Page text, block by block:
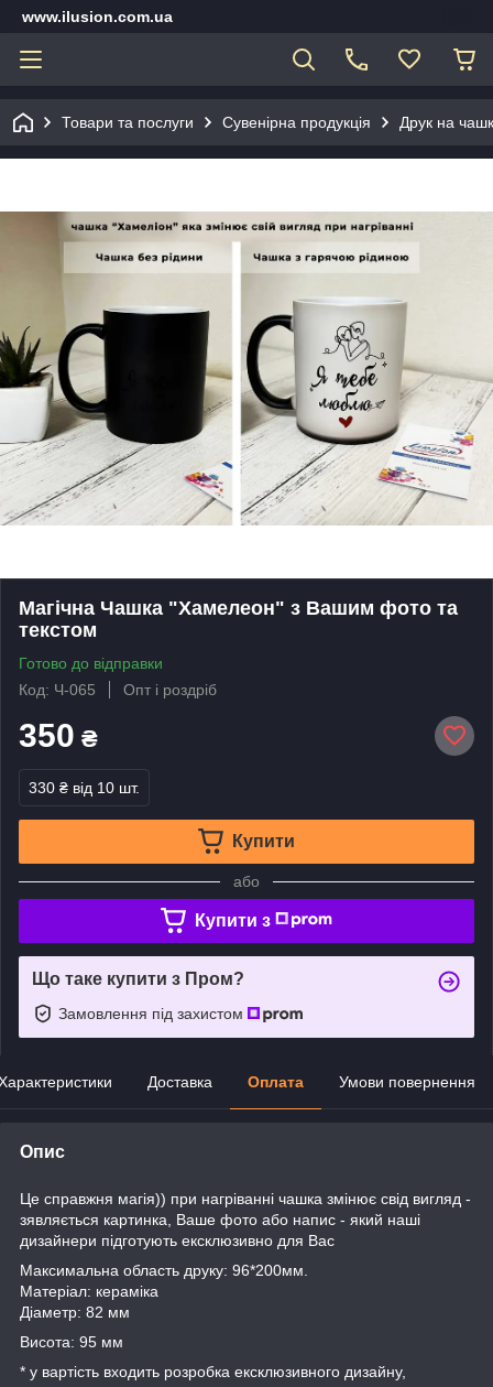
www.ilusion.com.ua
Товари та послуги Сувенірна продукція Друк на
Магічна Чашка "Хамелеон" з Вашим фото та
текстом
Готово до відправки
Код: Ч-065
Опт і роздріб
350 ₴
330 ₴ від 10 шт.
Купити
або
Купити з
Що таке купити з Пром?
Замовлення під захистом
Доставка Оплата Умови повернення
Опис
Це справжня магія)) при нагріванні чашка змінює свід вигляд -
зявляється картинка, Ваше фото або напис - який наші
дизайнери підготують ексклюзивно для Вас
Максимальна область друку: 96*200мм.
Матеріал: кераміка
Діаметр: 82 мм
Висота: 95 мм
* у вартість входить розробка ексклюзивного дизайну,